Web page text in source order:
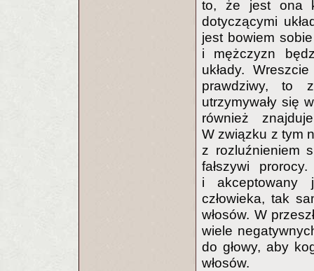
to, że jest ona
dotyczącymi
jest bowiem
i mężczyzn
układy.
prawdziwy, to
utrzymywały się
również
W związku z tym
z rozluźnieniem
fałszywi
i akceptowany
człowieka, tak
włosów. W
wiele
do głowy, aby
włosów.